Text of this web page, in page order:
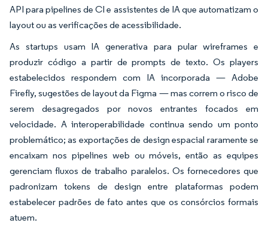
API para pipelines de CI e assistentes de IA que automatizam o
layout ou as verificações de acessibilidade.
As startups usam IA generativa para pular wireframes e
produzir código a partir de prompts de texto. Os players
estabelecidos respondem com IA incorporada — Adobe
Firefly, sugestões de layout da Figma — mas correm o risco de
serem desagregados por novos entrantes focados em
velocidade. A interoperabilidade continua sendo um ponto
problemático; as exportações de design espacial raramente se
encaixam nos pipelines web ou móveis, então as equipes
gerenciam fluxos de trabalho paralelos. Os fornecedores que
padronizam tokens de design entre plataformas podem
estabelecer padrões de fato antes que os consórcios formais
atuem.